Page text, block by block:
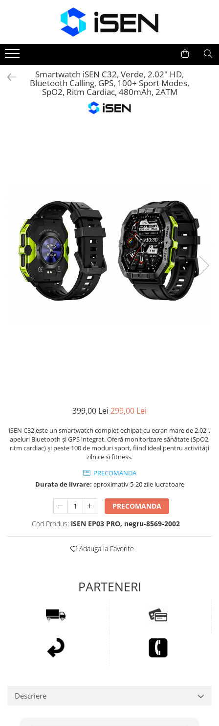
Trotinete electrice
Piese si accesorii
Smartwatch iSEN C32, Verde, 2.02" HD,
Bluetooth Calling, GPS, 100+ Sport Modes,
SpO2, Ritm Cardiac, 480mAh, 2ATM
399,00 Lei299,00 Lei
iSEN C32 este un smartwatch complet echipat cu ecran mare de 2.02",
apeluri Bluetooth și GPS integrat. Oferă monitorizare sănătate (SpO2,
ritm cardiac) și peste 100 de moduri sport, fiind ideal pentru activități
zilnice și fitness.
PRECOMANDA
Durata de livrare: aproximativ 5-20 zile lucratoare
PRECOMANDA
Cod Produs: iSEN EP03 PRO, negru-8569-2002
Adauga la Favorite
Descriere